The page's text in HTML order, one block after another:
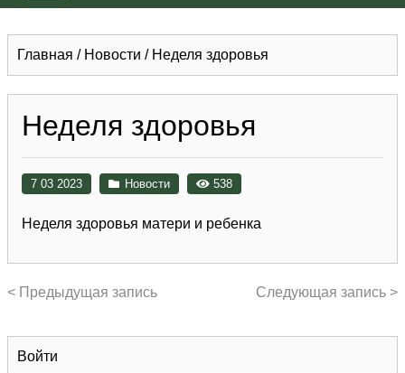
Войти
Главная / Новости / Неделя здоровья
Неделя здоровья
7 03 2023 Новости 538
Неделя здоровья матери и ребенка
< Предыдущая запись Следующая запись >